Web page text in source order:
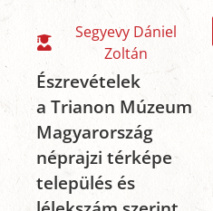
Segyevy Dániel
Zoltán
Észrevételek
a Trianon Múzeum
Magyarország
néprajzi térképe
település és